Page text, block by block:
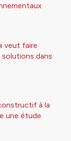
veut faire
dans
à la
une étude